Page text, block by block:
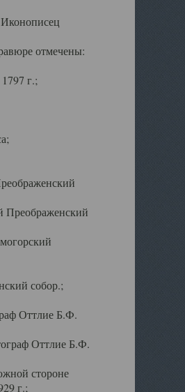
отмечены:
г.;
Преображенский
собор.;
Оттлие Б.Ф.
Оттлие Б.Ф.
стороне
г.;